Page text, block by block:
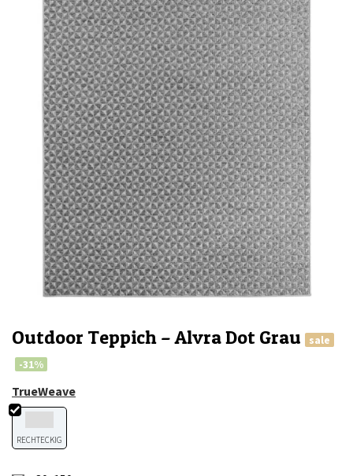
Outdoor Teppich – Alvra Dot Grau
sale
-31%
TrueWeave
RECHTECKIG